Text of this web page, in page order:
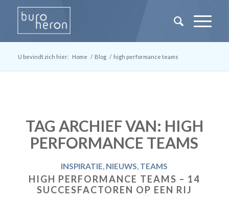
U bevindt zich hier: Home / Blog / high performance teams
TAG ARCHIEF VAN: HIGH
PERFORMANCE TEAMS
INSPIRATIE, NIEUWS, TEAMS
HIGH PERFORMANCE TEAMS – 14
SUCCESFACTOREN OP EEN RIJ